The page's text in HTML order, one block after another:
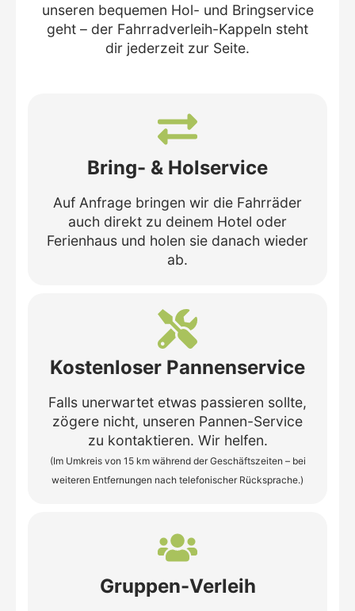
unseren bequemen Hol- und Bringservice
geht – der Fahrradverleih-Kappeln steht
dir jederzeit zur Seite.
Bring- & Holservice
Auf Anfrage bringen wir die Fahrräder
auch direkt zu deinem Hotel oder
Ferienhaus und holen sie danach wieder
ab.
Kostenloser Pannenservice
Falls unerwartet etwas passieren sollte,
zögere nicht, unseren Pannen-Service
zu kontaktieren. Wir helfen.
(Im Umkreis von 15 km während der Geschäftszeiten – bei
weiteren Entfernungen nach telefonischer Rücksprache.)
Gruppen-Verleih